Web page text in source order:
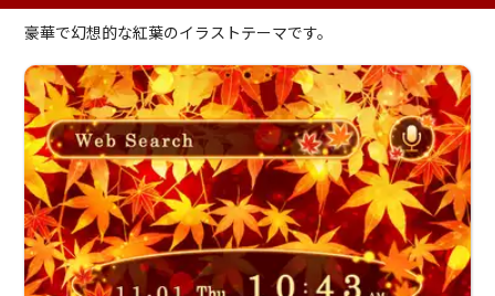
豪華で幻想的な紅葉のイラストテーマです。